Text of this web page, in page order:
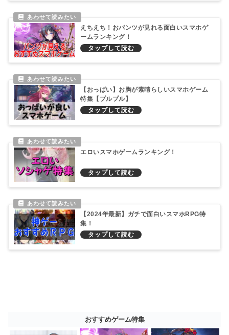
えちえち！おパンツが見れる面白いスマホゲ
ームランキング！
【おっぱい】お胸が素晴らしいスマホゲーム
特集【プルプル】
エロいスマホゲームランキング！
【2024年最新】ガチで面白いスマホRPG特
集！
おすすめゲーム特集